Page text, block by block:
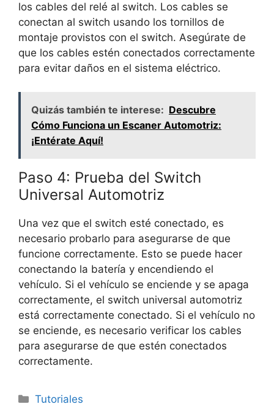
los cables del relé al switch. Los cables se
conectan al switch usando los tornillos de
montaje provistos con el switch. Asegúrate de
que los cables estén conectados correctamente
para evitar daños en el sistema eléctrico.
Quizás también te interese: Descubre
Cómo Funciona un Escaner Automotriz:
¡Entérate Aquí!
Paso 4: Prueba del Switch
Universal Automotriz
Una vez que el switch esté conectado, es
necesario probarlo para asegurarse de que
funcione correctamente. Esto se puede hacer
conectando la batería y encendiendo el
vehículo. Si el vehículo se enciende y se apaga
correctamente, el switch universal automotriz
está correctamente conectado. Si el vehículo no
se enciende, es necesario verificar los cables
para asegurarse de que estén conectados
correctamente.
Categorías
Tutoriales